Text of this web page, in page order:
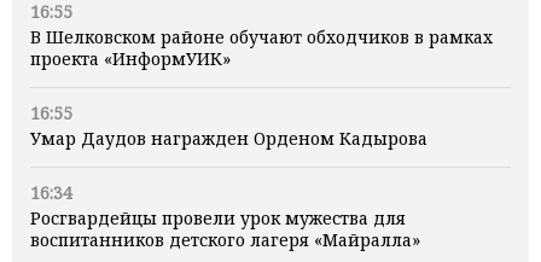
16:55
В Шелковском районе обучают обходчиков в рамках
проекта «ИнформУИК»
16:55
Умар Даудов награжден Орденом Кадырова
16:34
Росгвардейцы провели урок мужества для
воспитанников детского лагеря «Майралла»